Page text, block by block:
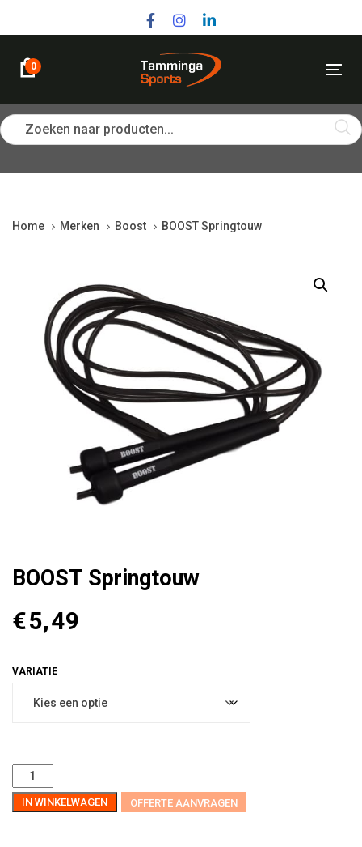
navigation
content
0
Zoeken naar producten...
Home Merken Boost BOOST Springtouw
BOOST Springtouw
€5,49
IN WINKELWAGEN OFFERTE AANVRAGEN